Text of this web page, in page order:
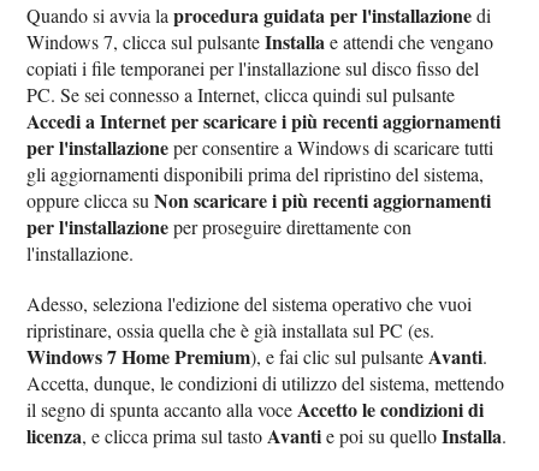
Quando si avvia laprocedura guidata per l'installazionedi
Windows 7, clicca sul pulsanteInstallae attendi che vengano
copiati i file temporanei per l'installazione sul disco fisso del
PC. Se sei connesso a Internet, clicca quindi sul pulsante
Accedi a Internet per scaricare i più recenti aggiornamenti
per l'installazioneper consentire a Windows di scaricare tutti
gli aggiornamenti disponibili prima del ripristino del sistema,
oppure clicca suNon scaricare i più recenti aggiornamenti
per l'installazioneper proseguire direttamente con
l'installazione.
Adesso, seleziona l'edizione del sistema operativo che vuoi
ripristinare, ossia quella che è già installata sul PC (es.
Windows 7 Home Premium), e fai clic sul pulsanteAvanti.
Accetta, dunque, le condizioni di utilizzo del sistema, mettendo
il segno di spunta accanto alla voceAccetto le condizioni di
licenza, e clicca prima sul tastoAvantie poi su quelloInstalla.